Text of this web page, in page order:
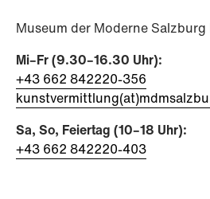
Museum der Moderne
Mi–Fr (9.30–16.30 Uhr):
+43 662 842220-356
Sa, So, Feiertag (10–18 Uhr):
​​​​​​​+43 662 842220-403